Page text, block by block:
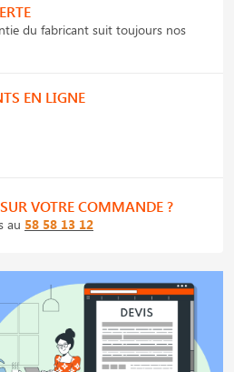
du fabricant suit toujours nos
EN LIGNE
VOTRE COMMANDE ?
au 58 58 13 12